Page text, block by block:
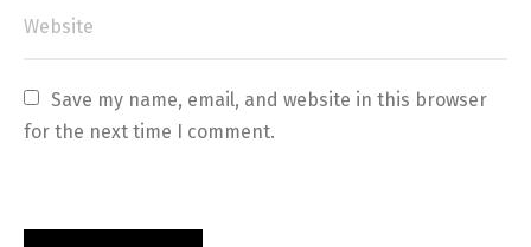
Save my name, email, and website in this browser
for the next time I comment.